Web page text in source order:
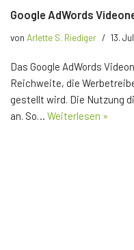
Google AdWords
von Arlette S. Riediger 13.
Das Google AdWords
Reichweite, die
gestellt wird. Die Nutzung
an. So… Weiterlesen »